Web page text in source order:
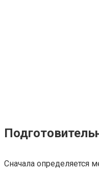
Сначала определяется